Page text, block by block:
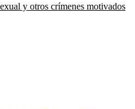
y otros crímenes motivados